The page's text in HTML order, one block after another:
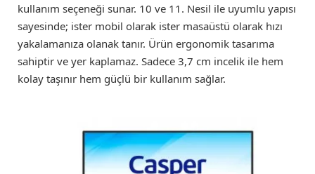
kullanım seçeneği sunar. 10 ve 11. Nesil ile uyumlu yapısı
sayesinde; ister mobil olarak ister masaüstü olarak hızı
yakalamanıza olanak tanır. Ürün ergonomik tasarıma
sahiptir ve yer kaplamaz. Sadece 3,7 cm incelik ile hem
kolay taşınır hem güçlü bir kullanım sağlar.